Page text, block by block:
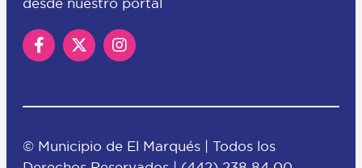
© Municipio de El Marqués | Todos los